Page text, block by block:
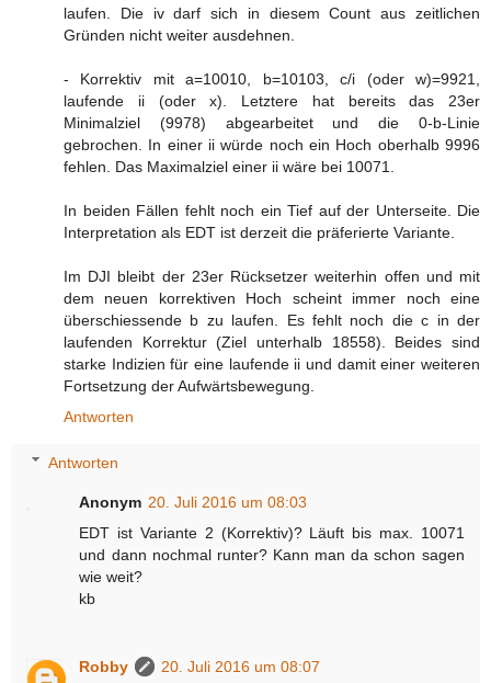
laufen. Die iv darf sich in diesem Count aus zeitlichen
Gründen nicht weiter ausdehnen.
- Korrektiv mit a=10010, b=10103, c/i (oder w)=9921,
laufende ii (oder x). Letztere hat bereits das 23er
Minimalziel (9978) abgearbeitet und die 0-b-Linie
gebrochen. In einer ii würde noch ein Hoch oberhalb 9996
fehlen. Das Maximalziel einer ii wäre bei 10071.
In beiden Fällen fehlt noch ein Tief auf der Unterseite. Die
Interpretation als EDT ist derzeit die präferierte Variante.
Im DJI bleibt der 23er Rücksetzer weiterhin offen und mit
dem neuen korrektiven Hoch scheint immer noch eine
überschiessende b zu laufen. Es fehlt noch die c in der
laufenden Korrektur (Ziel unterhalb 18558). Beides sind
starke Indizien für eine laufende ii und damit einer weiteren
Fortsetzung der Aufwärtsbewegung.
Antworten
Antworten
Anonym 20. Juli 2016 um 08:03
EDT ist Variante 2 (Korrektiv)? Läuft bis max. 10071
und dann nochmal runter? Kann man da schon sagen
wie weit?
kb
Robby 20. Juli 2016 um 08:07